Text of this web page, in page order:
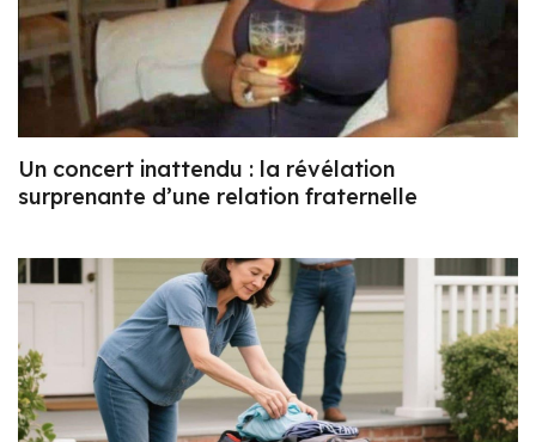
Un concert inattendu : la révélation
surprenante d’une relation fraternelle